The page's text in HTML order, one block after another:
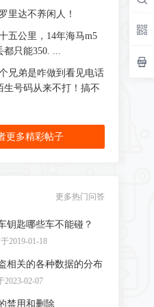
里达不养闲人！
五公里，14年海马m5
都只能350. ...
兄弟是咋做到看见电话
生号码从来不打！搞不
更多精彩帖子
更多热门问答
钥匙哪些车不能碰？
2019-01-18
相关的各种数据的分布
2023-02-07
禁用和删除